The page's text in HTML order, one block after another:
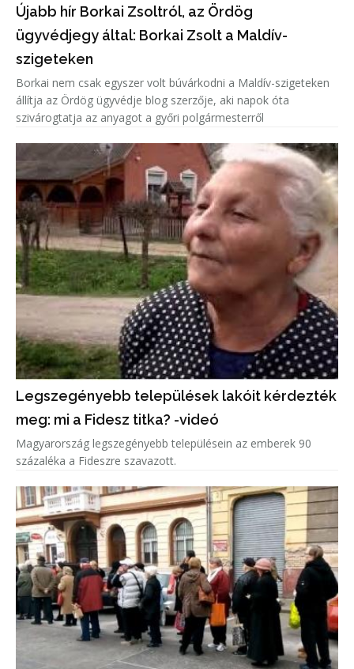
Újabb hír Borkai Zsoltról, az Ördög
ügyvédjegy által: Borkai Zsolt a Maldív-
szigeteken
Borkai nem csak egyszer volt búvárkodni a Maldív-szigeteken
állítja az Ördög ügyvédje blog szerzője, aki napok óta
szivárogtatja az anyagot a győri polgármesterről
Legszegényebb települések lakóit kérdezték
meg: mi a Fidesz titka? -videó
Magyarország legszegényebb településein az emberek 90
százaléka a Fideszre szavazott.